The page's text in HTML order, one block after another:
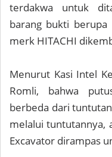
terdakwa untuk
barang bukti
merk HITACHI
Menurut Kasi Intel
Romli, bahwa
berbeda dari
melalui tuntutannya,
Excavator dirampas